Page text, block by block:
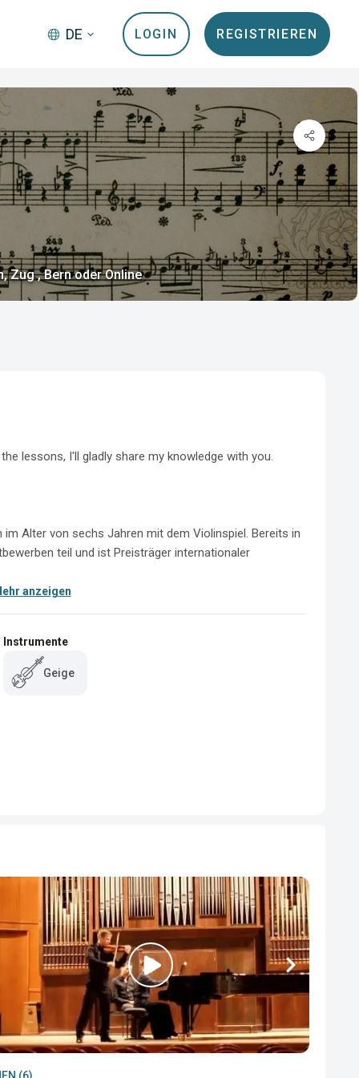
DE LOGIN REGISTRIEREN
Zug , Bern oder Online
lessons, I'll gladly share my knowledge with you.
Alter von sechs Jahren mit dem Violinspiel. Bereits in
teil und ist Preisträger internationaler
anzeigen
Instrumente
Geige